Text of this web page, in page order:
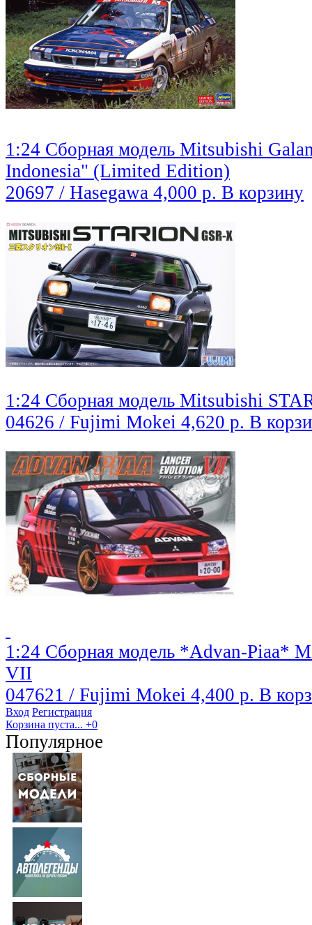
1:24 Сборная модель Mitsubishi
Indonesia" (Limited Edition)
20697 / Hasegawa 4,000 р. В корзину
1:24 Сборная модель Mitsubishi
04626 / Fujimi Mokei 4,620 р. В
1:24 Сборная модель *Advan-Piaa*
VII
047621 / Fujimi Mokei 4,400 р. В
Вход Регистрация
Корзина пуста... +0
Популярное